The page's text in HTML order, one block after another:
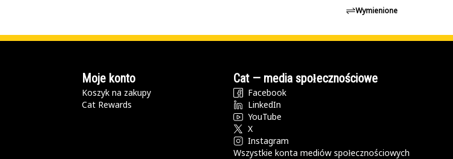
Wymienione
Moje konto
Koszyk na zakupy
Cat Rewards
Cat — media społecznościowe
Facebook
LinkedIn
YouTube
X
Instagram
Wszystkie konta mediów społecznościowych